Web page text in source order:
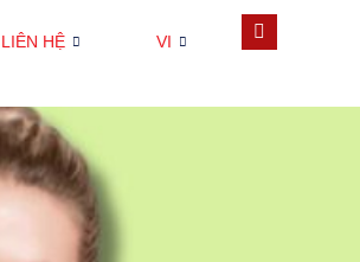
LIÊN HỆ VI